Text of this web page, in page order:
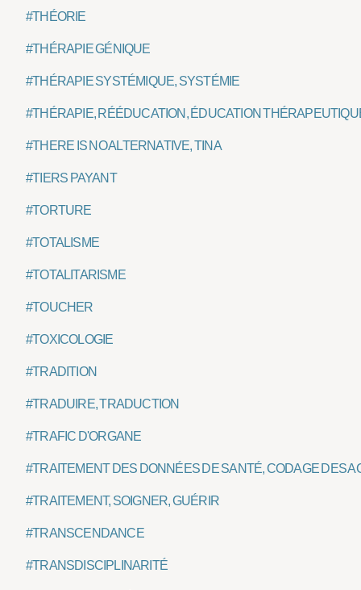
#THÉORIE
#THÉRAPIE GÉNIQUE
#THÉRAPIE SYSTÉMIQUE, SYSTÉMIE
#THÉRAPIE, RÉÉDUCATION, ÉDUCATION
#THERE IS NO ALTERNATIVE, TINA
#TIERS PAYANT
#TORTURE
#TOTALISME
#TOTALITARISME
#TOUCHER
#TOXICOLOGIE
#TRADITION
#TRADUIRE, TRADUCTION
#TRAFIC D'ORGANE
#TRAITEMENT DES DONNÉES DE SANTÉ, CODAGE DES
#TRAITEMENT, SOIGNER, GUÉRIR
#TRANSCENDANCE
#TRANSDISCIPLINARITÉ